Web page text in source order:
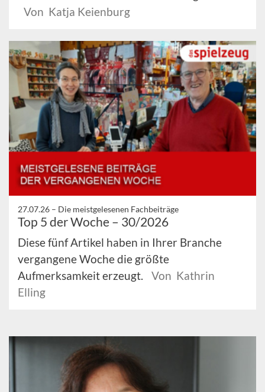
Von Katja Keienburg
27.07.26 – Die meistgelesenen Fachbeiträge
Top 5 der Woche – 30/2026
Diese fünf Artikel haben in Ihrer Branche
vergangene Woche die größte
Aufmerksamkeit erzeugt.
Von Kathrin
Elling